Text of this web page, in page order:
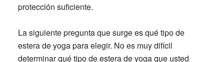
protección suficiente.
La siguiente pregunta que surge es qué tipo de
estera de yoga para elegir. No es muy difícil
determinar qué tipo de estera de yoga que usted